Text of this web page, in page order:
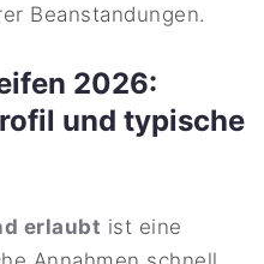
Beanstandungen.
2026:
und typische
erlaubt ist eine